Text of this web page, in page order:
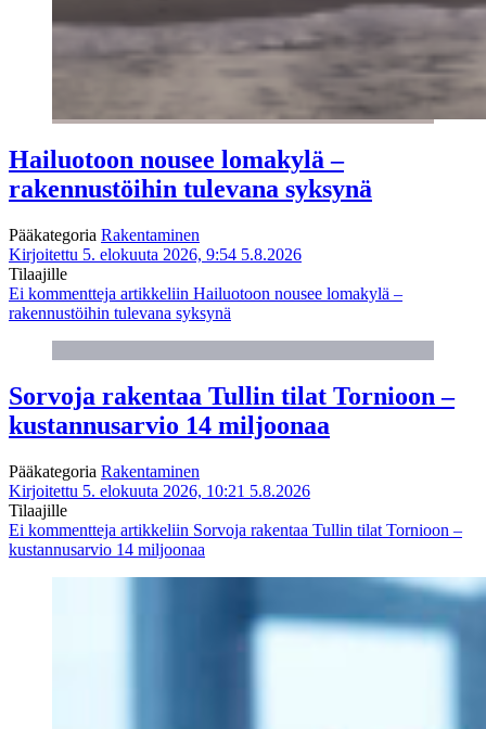
Hailuotoon nousee lomakylä –
rakennustöihin tulevana syksynä
Pääkategoria Rakentaminen
Kirjoitettu 5. elokuuta 2026, 9:54 5.8.2026
Tilaajille
Ei kommentteja artikkeliin Hailuotoon nousee lomakylä –
rakennustöihin tulevana syksynä
Sorvoja rakentaa Tullin tilat Tornioon –
kustannusarvio 14 miljoonaa
Pääkategoria Rakentaminen
Kirjoitettu 5. elokuuta 2026, 10:21 5.8.2026
Tilaajille
Ei kommentteja artikkeliin Sorvoja rakentaa Tullin tilat Tornioon –
kustannusarvio 14 miljoonaa